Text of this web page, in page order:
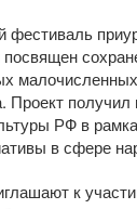
посвящен
Проект
РФ в
в сфере
к